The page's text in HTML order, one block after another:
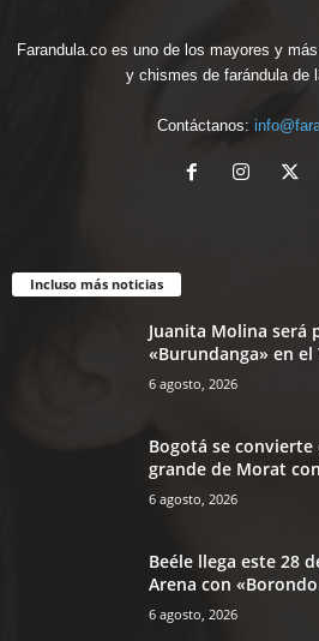
Farandula.co es uno de los mayores y
y chismes de farándula de
Contáctanos:
Incluso más noticias
Juanita Molina será
«Burundanga» en el
6 agosto, 2026
Bogotá se convierte
grande de Morat
6 agosto, 2026
Beéle llega este 28
Arena con
6 agosto, 2026